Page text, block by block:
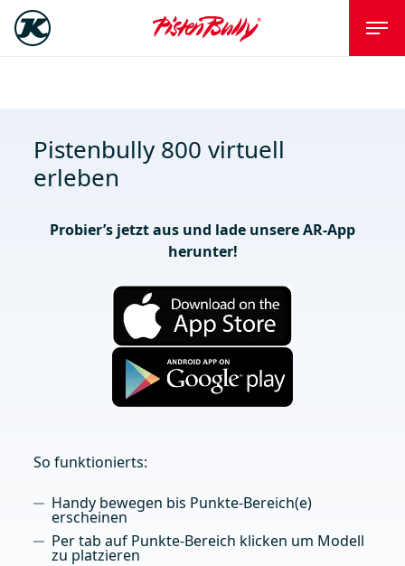
Pistenbully 800 virtuell
erleben
Probier’s jetzt aus und lade unsere AR-App
herunter!
So funktionierts:
Handy bewegen bis Punkte-Bereich(e)
erscheinen
Per tab auf Punkte-Bereich klicken um Modell
zu platzieren